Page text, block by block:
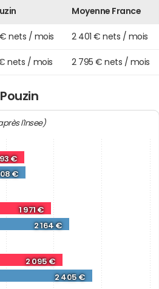
Moyenne France
€ nets / mois 2 401 € nets / mois
€ nets / mois 2 795 € nets / mois
l'Insee)
€
1 971 €
2 095 €
€
2 164 €
2 405 €